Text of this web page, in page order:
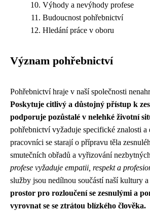
Výhody a nevýhody profese
Budoucnost pohřebnictví
Hledání práce v oboru
Význam pohřebnictví
Pohřebnictví hraje v naší společnosti
Poskytuje citlivý a důstojný přístup k
podporuje pozůstalé v nelehké životní
pohřebnictví vyžaduje specifické znalosti a
pracovníci se starají o přípravu těla
smutečních obřadů a vyřizování
profese vyžaduje empatii, respekt a
služby jsou nedílnou součástí naší kultury a
prostor pro rozloučení se zesnulými a
vyrovnat se se ztrátou blízkého člověka.